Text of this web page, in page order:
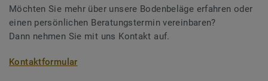
Möchten Sie mehr über unsere Bodenbeläge erfahren oder
einen persönlichen Beratungstermin vereinbaren?
Dann nehmen Sie mit uns Kontakt auf.
Kontaktformular